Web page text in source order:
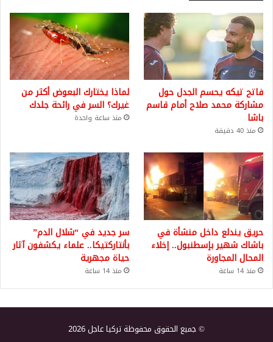
فاتح تيكه يحسم الجدل حول
مشاركة محمد صلاح أمام قاسم
باشا
منذ 40 دقيقة
لماذا يختارك البعوض أكثر من
غيرك؟ السر في رائحة جلدك
منذ ساعة واحدة
حريق يندلع داخل منشأة في
باشاك شهير بإسطنبول.. إخلاء
المحال المجاورة
منذ 14 ساعة
سر جديد في “شلال الدم”
بأنتاركتيكا.. علماء يكشفون آثار
حياة مجهرية
منذ 14 ساعة
© جميع الحقوق محفوظة تركيا عاجل 2026